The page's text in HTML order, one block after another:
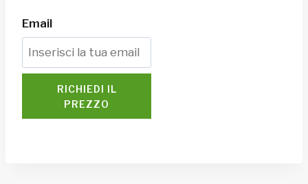
Email
RICHIEDI IL
PREZZO